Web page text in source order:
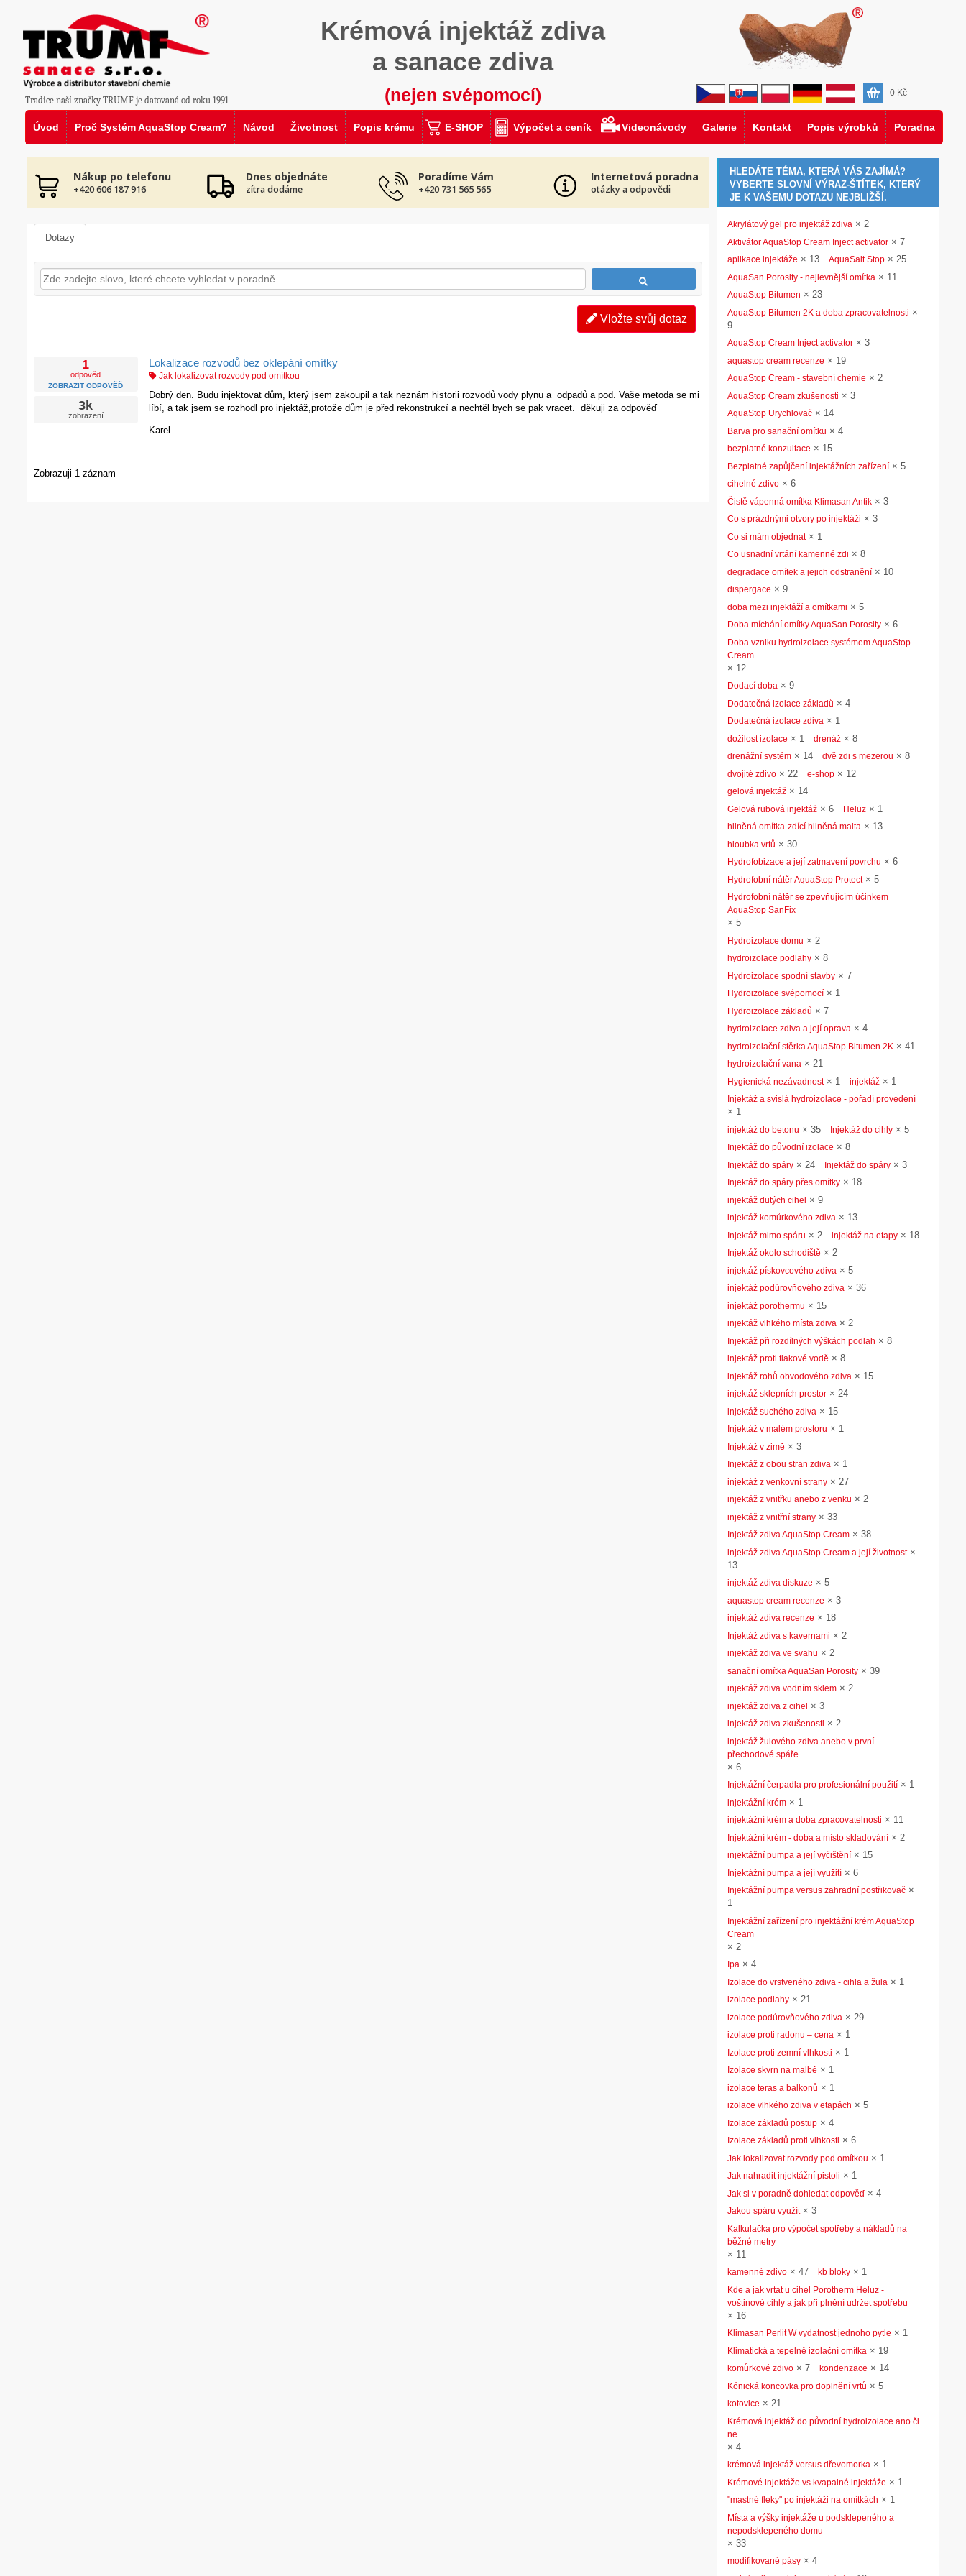
Úvod Proč Systém AquaStop Cream? Návod Životnost Popis krému E-SHOP Výpočet a ceník Videonávody Galerie Kontakt Popis výrobků Poradna
Tradice naší značky TRUMF je datovaná od roku 1991
0 Kč
Krémová injektáž zdiva
a sanace zdiva
(nejen svépomocí)
Nákup po telefonu
+420 606 187 916
Dnes objednáte
zítra dodáme
Poradíme Vám
+420 731 565 565
Internetová poradna
otázky a odpovědi
Dotazy
Vložte svůj dotaz
1
odpověď
ZOBRAZIT ODPOVĚĎ
3k
zobrazení
Lokalizace rozvodů bez oklepání omítky
Jak lokalizovat rozvody pod omítkou
Dobrý den. Budu injektovat dům, který jsem zakoupil a tak neznám historii rozvodů vody plynu a odpadů a pod. Vaše metoda se mi
líbí, a tak jsem se rozhodl pro injektáž,protože dům je před rekonstrukcí a nechtěl bych se pak vracet. děkuji za odpověď
Karel
Zobrazuji 1 záznam
HLEDÁTE TÉMA, KTERÁ VÁS ZAJÍMÁ?
VYBERTE SLOVNÍ VÝRAZ-ŠTÍTEK, KTERÝ
JE K VAŠEMU DOTAZU NEJBLIŽŠÍ.
Akrylátový gel pro injektáž zdiva × 2
Aktivátor AquaStop Cream Inject activator × 7
aplikace injektáže × 13 AquaSalt Stop × 25
AquaSan Porosity - nejlevnější omítka × 11
AquaStop Bitumen × 23
AquaStop Bitumen 2K a doba zpracovatelnosti ×
9
AquaStop Cream Inject activator × 3
aquastop cream recenze × 19
AquaStop Cream - stavební chemie × 2
AquaStop Cream zkušenosti × 3
AquaStop Urychlovač × 14
Barva pro sanační omítku × 4
bezplatné konzultace × 15
Bezplatné zapůjčení injektážních zařízení × 5
cihelné zdivo × 6
Čistě vápenná omítka Klimasan Antik × 3
Co s prázdnými otvory po injektáži × 3
Co si mám objednat× 1
Co usnadní vrtání kamenné zdi × 8
degradace omítek a jejich odstranění × 10
dispergace × 9
doba mezi injektáží a omítkami × 5
Doba míchání omítky AquaSan Porosity × 6
Doba vzniku hydroizolace systémem AquaStop
Cream
× 12
Dodací doba × 9
Dodatečná izolace základů × 4
Dodatečná izolace zdiva × 1
dožilost izolace × 1 drenáž × 8
drenážní systém × 14 dvě zdi s mezerou × 8
dvojité zdivo × 22 e-shop × 12
gelová injektáž × 14
Gelová rubová injektáž × 6 Heluz × 1
hliněná omítka-zdící hliněná malta × 13
hloubka vrtů × 30
Hydrofobizace a její zatmavení povrchu × 6
Hydrofobní nátěr AquaStop Protect× 5
Hydrofobní nátěr se zpevňujícím účinkem
AquaStop SanFix
× 5
Hydroizolace domu × 2
hydroizolace podlahy × 8
Hydroizolace spodní stavby × 7
Hydroizolace svépomocí × 1
Hydroizolace základů × 7
hydroizolace zdiva a její oprava × 4
hydroizolační stěrka AquaStop Bitumen 2K × 41
hydroizolační vana × 21
Hygienická nezávadnost× 1 injektáž × 1
Injektáž a svislá hydroizolace - pořadí provedení
× 1
injektáž do betonu × 35 Injektáž do cihly × 5
Injektáž do původní izolace × 8
Injektáž do spáry × 24 Injektáž do spáry × 3
Injektáž do spáry přes omítky × 18
injektáž dutých cihel × 9
injektáž komůrkového zdiva × 13
Injektáž mimo spáru × 2 injektáž na etapy × 18
Injektáž okolo schodiště × 2
injektáž pískovcového zdiva × 5
injektáž podúrovňového zdiva × 36
injektáž porothermu × 15
injektáž vlhkého místa zdiva × 2
Injektáž při rozdílných výškách podlah × 8
injektáž proti tlakové vodě × 8
injektáž rohů obvodového zdiva × 15
injektáž sklepních prostor × 24
injektáž suchého zdiva × 15
Injektáž v malém prostoru × 1
Injektáž v zimě × 3
Injektáž z obou stran zdiva × 1
injektáž z venkovní strany × 27
injektáž z vnitřku anebo z venku × 2
injektáž z vnitřní strany × 33
Injektáž zdiva AquaStop Cream × 38
injektáž zdiva AquaStop Cream a její životnost×
13
injektáž zdiva diskuze × 5
aquastop cream recenze × 3
injektáž zdiva recenze × 18
Injektáž zdiva s kavernami × 2
injektáž zdiva ve svahu × 2
sanační omítka AquaSan Porosity × 39
injektáž zdiva vodním sklem × 2
injektáž zdiva z cihel × 3
injektáž zdiva zkušenosti × 2
injektáž žulového zdiva anebo v první
přechodové spáře
× 6
Injektážní čerpadla pro profesionální použití × 1
injektážní krém × 1
injektážní krém a doba zpracovatelnosti × 11
Injektážní krém - doba a místo skladování × 2
injektážní pumpa a její vyčištění × 15
Injektážní pumpa a její využití × 6
Injektážní pumpa versus zahradní postřikovač ×
1
Injektážní zařízení pro injektážní krém AquaStop
Cream
× 2
Ipa × 4
Izolace do vrstveného zdiva - cihla a žula × 1
izolace podlahy × 21
izolace podúrovňového zdiva × 29
izolace proti radonu – cena × 1
Izolace proti zemní vlhkosti × 1
Izolace skvrn na malbě × 1
izolace teras a balkonů × 1
izolace vlhkého zdiva v etapách × 5
Izolace základů postup × 4
Izolace základů proti vlhkosti × 6
Jak lokalizovat rozvody pod omítkou × 1
Jak nahradit injektážní pistoli × 1
Jak si v poradně dohledat odpověď× 4
Jakou spáru využít× 3
Kalkulačka pro výpočet spotřeby a nákladů na
běžné metry
× 11
kamenné zdivo × 47 kb bloky × 1
Kde a jak vrtat u cihel Porotherm Heluz -
voštinové cihly a jak při plnění udržet spotřebu
× 16
Klimasan Perlit W vydatnost jednoho pytle × 1
Klimatická a tepelně izolační omítka × 19
komůrkové zdivo × 7 kondenzace × 14
Kónická koncovka pro doplnění vrtů × 5
kotovice × 21
Krémová injektáž do původní hydroizolace ano či
ne
× 4
krémová injektáž versus dřevomorka × 1
Krémové injektáže vs kvapalné injektáže × 1
"mastné fleky" po injektáži na omítkách × 1
Místa a výšky injektáže u podsklepeného a
nepodsklepeného domu
× 33
modifikované pásy × 4